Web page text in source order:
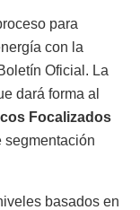
para
con la
Oficial. La
dará forma al
Focalizados
segmentación
basados en